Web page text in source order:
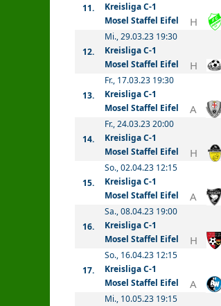
11.
Kreisliga C-1
Mosel Staffel Eifel
H
12.
Mi., 29.03.23 19:30
Kreisliga C-1
Mosel Staffel Eifel
H
13.
Fr., 17.03.23 19:30
Kreisliga C-1
Mosel Staffel Eifel
A
14.
Fr., 24.03.23 20:00
Kreisliga C-1
Mosel Staffel Eifel
H
15.
So., 02.04.23 12:15
Kreisliga C-1
Mosel Staffel Eifel
A
16.
Sa., 08.04.23 19:00
Kreisliga C-1
Mosel Staffel Eifel
H
17.
So., 16.04.23 12:15
Kreisliga C-1
Mosel Staffel Eifel
A
Mi., 10.05.23 19:15